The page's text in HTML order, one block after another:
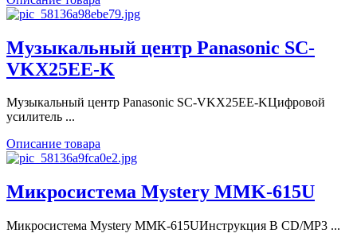
Музыкальный центр Panasonic SC-
VKX25EE-K
Музыкальный центр Panasonic SC-VKX25EE-KЦифровой
усилитель ...
Описание товара
Микросистема Mystery MMK-615U
Микросистема Mystery MMK-615UИнструкция В CD/MP3 ...